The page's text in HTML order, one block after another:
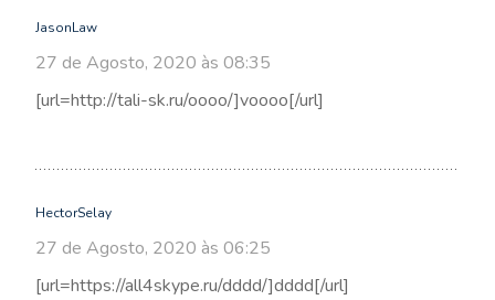
JasonLaw
27 de Agosto, 2020 às 08:35
[url=http://tali-sk.ru/oooo/]voooo[/url]
HectorSelay
27 de Agosto, 2020 às 06:25
[url=https://all4skype.ru/dddd/]dddd[/url]